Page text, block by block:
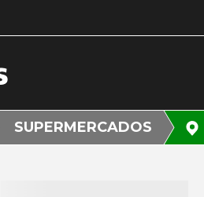
SUPERMERCADOS